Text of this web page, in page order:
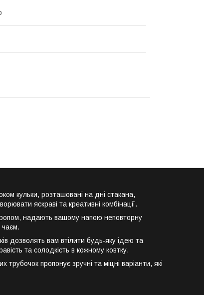
кульки, розташовані на дні стакана,
яскраві та креативні комбінації.
надають вашому напою неповторну
чаєм.
дозволять вам втілити будь-яку ідею та
та солодкість в кожному ковтку.
пропонує зручні та міцні варіанти, які